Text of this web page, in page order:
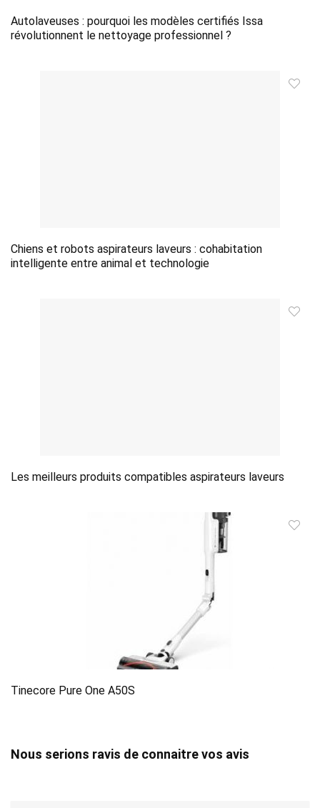
Autolaveuses : pourquoi les modèles certifiés Issa
révolutionnent le nettoyage professionnel ?
Chiens et robots aspirateurs laveurs : cohabitation
intelligente entre animal et technologie
Les meilleurs produits compatibles aspirateurs laveurs
Tinecore Pure One A50S
Nous serions ravis de connaitre vos avis